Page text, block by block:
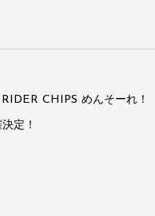
RIDER CHIPS めんそーれ！
定！